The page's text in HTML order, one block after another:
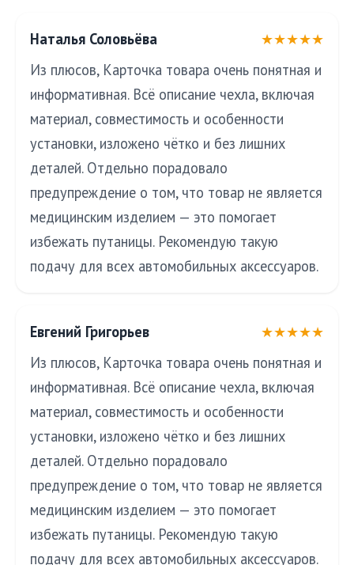
Наталья Соловьёва
★★★★★
Из плюсов, Карточка товара очень понятная и
информативная. Всё описание чехла, включая
материал, совместимость и особенности
установки, изложено чётко и без лишних
деталей. Отдельно порадовало
предупреждение о том, что товар не является
медицинским изделием — это помогает
избежать путаницы. Рекомендую такую
подачу для всех автомобильных аксессуаров.
Евгений Григорьев
★★★★★
Из плюсов, Карточка товара очень понятная и
информативная. Всё описание чехла, включая
материал, совместимость и особенности
установки, изложено чётко и без лишних
деталей. Отдельно порадовало
предупреждение о том, что товар не является
медицинским изделием — это помогает
избежать путаницы. Рекомендую такую
подачу для всех автомобильных аксессуаров.